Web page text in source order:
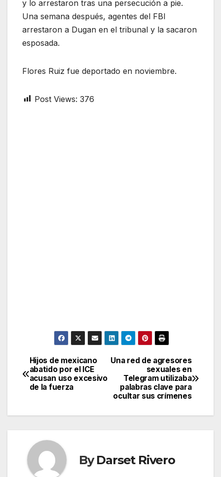
y lo arrestaron tras una persecución a pie.
Una semana después, agentes del FBI
arrestaron a Dugan en el tribunal y la sacaron
esposada.
Flores Ruiz fue deportado en noviembre.
Post Views: 376
Post
navigation
Una red de agresores
sexuales en
Telegram utilizaba
palabras clave para
ocultar sus crímenes
Hijos de mexicano
abatido por el ICE
acusan uso excesivo
de la fuerza
ByDarset Rivero